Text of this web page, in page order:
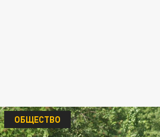
ОБЩЕСТВО